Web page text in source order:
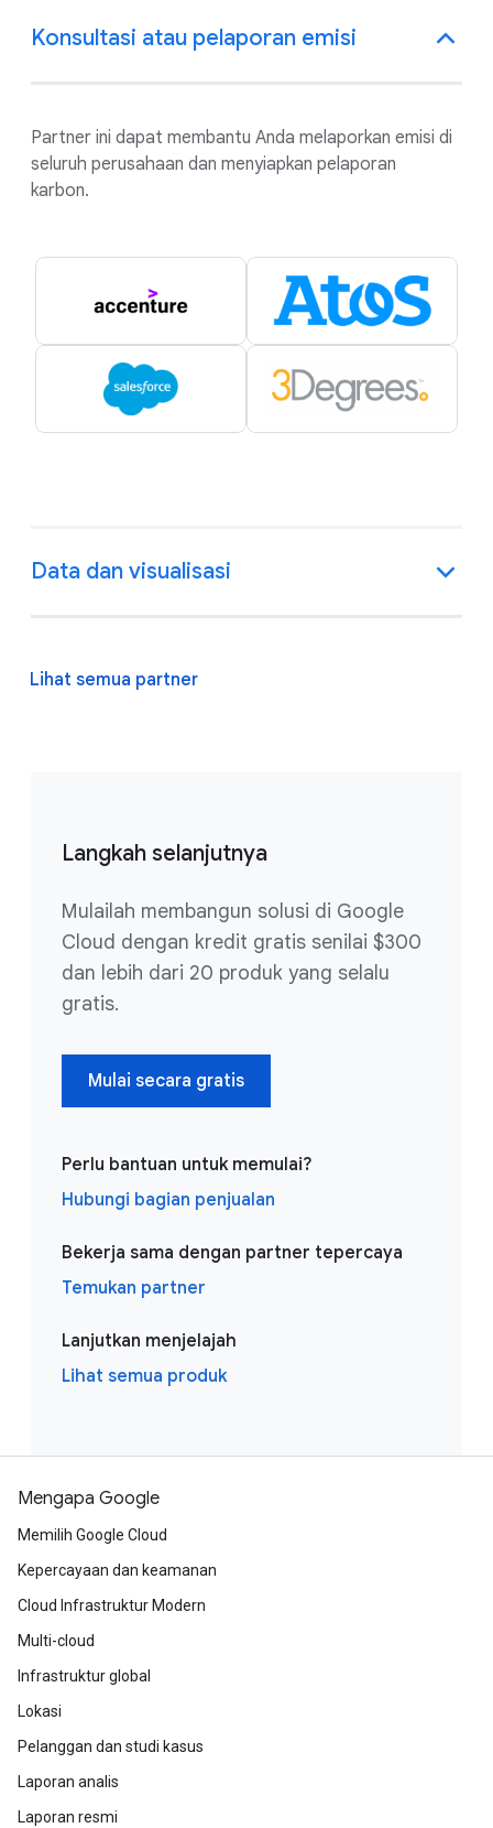
Konsultasi atau pelaporan emisi
Partner ini dapat membantu Anda melaporkan emisi di
seluruh perusahaan dan menyiapkan pelaporan
karbon.
Data dan visualisasi
Lihat semua partner
Langkah selanjutnya
Mulailah membangun solusi di Google
Cloud dengan kredit gratis senilai $300
dan lebih dari 20 produk yang selalu
gratis.
Mulai secara gratis
Perlu bantuan untuk memulai?
Hubungi bagian penjualan
Bekerja sama dengan partner tepercaya
Temukan partner
Lanjutkan menjelajah
Lihat semua produk
Mengapa Google
Memilih Google Cloud
Kepercayaan dan keamanan
Cloud Infrastruktur Modern
Multi-cloud
Infrastruktur global
Lokasi
Pelanggan dan studi kasus
Laporan analis
Laporan resmi